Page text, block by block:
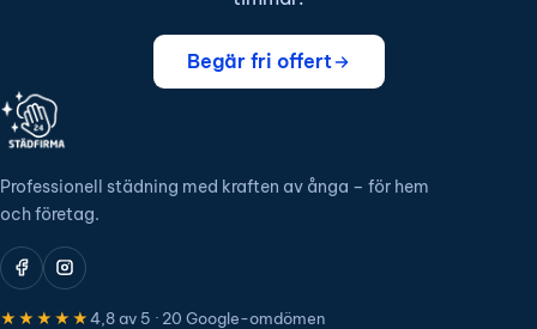
Begär fri offert
Professionell städning med kraften av ånga – för hem
och företag.
★★★★★4,8 av 5 · 20 Google-omdömen